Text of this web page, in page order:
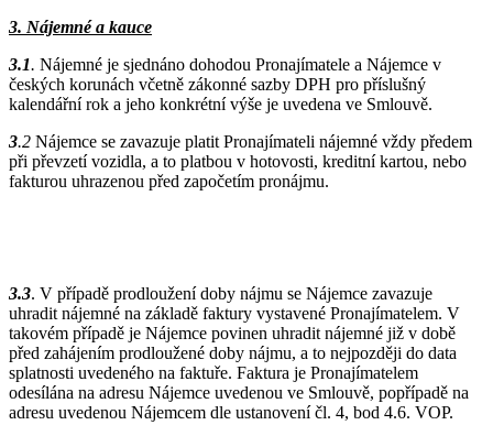
3. Nájemné a kauce
3.1. Nájemné je sjednáno dohodou Pronajímatele a Nájemce v
českých korunách včetně zákonné sazby DPH pro příslušný
kalendářní rok a jeho konkrétní výše je uvedena ve Smlouvě.
3.2 Nájemce se zavazuje platit Pronajímateli nájemné vždy předem
při převzetí vozidla, a to platbou v hotovosti, kreditní kartou, nebo
fakturou uhrazenou před započetím pronájmu.
3.3. V případě prodloužení doby nájmu se Nájemce zavazuje
uhradit nájemné na základě faktury vystavené Pronajímatelem. V
takovém případě je Nájemce povinen uhradit nájemné již v době
před zahájením prodloužené doby nájmu, a to nejpozději do data
splatnosti uvedeného na faktuře. Faktura je Pronajímatelem
odesílána na adresu Nájemce uvedenou ve Smlouvě, popřípadě na
adresu uvedenou Nájemcem dle ustanovení čl. 4, bod 4.6. VOP.